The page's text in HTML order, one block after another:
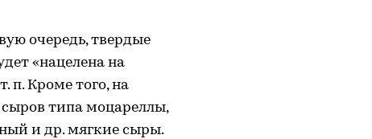
очередь, твердые
«нацелена на
п. Кроме того, на
типа моцареллы,
и др. мягкие сыры.